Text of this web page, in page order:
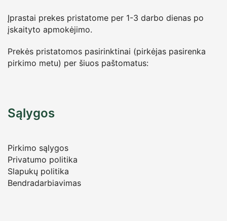
Įprastai prekes pristatome per 1-3 darbo dienas po
įskaityto apmokėjimo.
Prekės pristatomos pasirinktinai (pirkėjas pasirenka
pirkimo metu) per šiuos paštomatus:
Sąlygos
Pirkimo sąlygos
Privatumo politika
Slapukų politika
Bendradarbiavimas